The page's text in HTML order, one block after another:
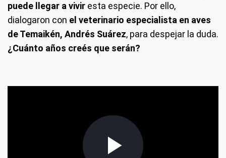
puede llegar a vivir esta especie. Por ello,
dialogaron con el veterinario especialista en aves
de Temaikén, Andrés Suárez, para despejar la duda.
¿Cuánto años creés que serán?